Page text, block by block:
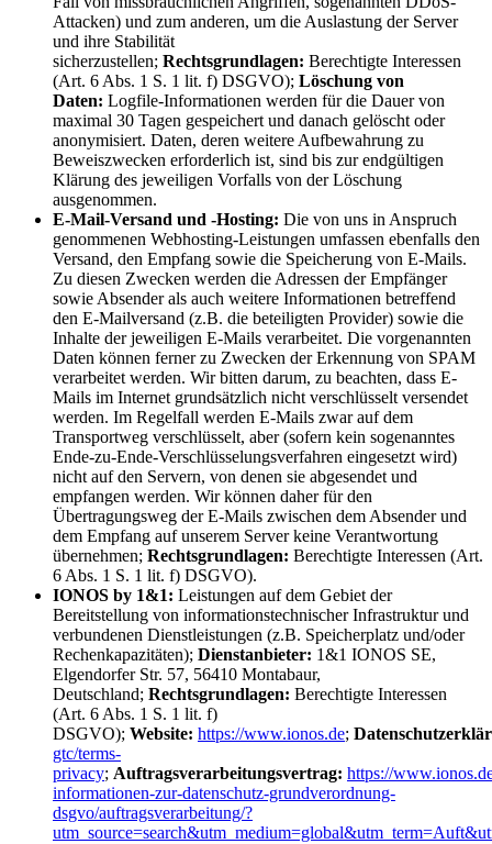
Attacken) und zum anderen, um die Auslastung der Server
und ihre Stabilität
sicherzustellen; Rechtsgrundlagen: Berechtigte Interessen
(Art. 6 Abs. 1 S. 1 lit. f) DSGVO); Löschung von
Daten: Logfile-Informationen werden für die Dauer von
maximal 30 Tagen gespeichert und danach gelöscht oder
anonymisiert. Daten, deren weitere Aufbewahrung zu
Beweiszwecken erforderlich ist, sind bis zur endgültigen
Klärung des jeweiligen Vorfalls von der Löschung
ausgenommen.
E-Mail-Versand und -Hosting: Die von uns in Anspruch
genommenen Webhosting-Leistungen umfassen ebenfalls den
Versand, den Empfang sowie die Speicherung von E-Mails.
Zu diesen Zwecken werden die Adressen der Empfänger
sowie Absender als auch weitere Informationen betreffend
den E-Mailversand (z.B. die beteiligten Provider) sowie die
Inhalte der jeweiligen E-Mails verarbeitet. Die vorgenannten
Daten können ferner zu Zwecken der Erkennung von SPAM
verarbeitet werden. Wir bitten darum, zu beachten, dass E-
Mails im Internet grundsätzlich nicht verschlüsselt versendet
werden. Im Regelfall werden E-Mails zwar auf dem
Transportweg verschlüsselt, aber (sofern kein sogenanntes
Ende-zu-Ende-Verschlüsselungsverfahren eingesetzt wird)
nicht auf den Servern, von denen sie abgesendet und
empfangen werden. Wir können daher für den
Übertragungsweg der E-Mails zwischen dem Absender und
dem Empfang auf unserem Server keine Verantwortung
übernehmen; Rechtsgrundlagen: Berechtigte Interessen (Art.
6 Abs. 1 S. 1 lit. f) DSGVO).
IONOS by 1&1: Leistungen auf dem Gebiet der
Bereitstellung von informationstechnischer Infrastruktur und
verbundenen Dienstleistungen (z.B. Speicherplatz und/oder
Rechenkapazitäten); Dienstanbieter: 1&1 IONOS SE,
Elgendorfer Str. 57, 56410 Montabaur,
Deutschland; Rechtsgrundlagen: Berechtigte Interessen
(Art. 6 Abs. 1 S. 1 lit. f)
DSGVO); Website: https://www.ionos.de;
gtc/terms-
privacy; Auftragsverarbeitungsvertrag: https://
informationen-zur-datenschutz-grundverordnung-
dsgvo/auftragsverarbeitung/?